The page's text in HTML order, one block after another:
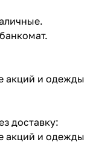
акций и одежды
доставку:
акций и одежды